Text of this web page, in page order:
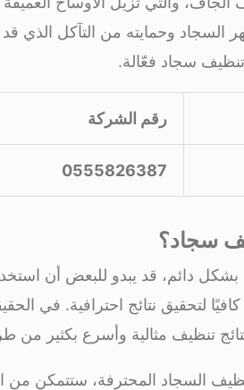
وحمايته من التآكل الذي
سجاد فعّالة.
رقم الشركة
0555826387
سجاد؟
دائم، قد يبدو للبعض أن
لتحقيق نتائج احترافية. في
تنظيف مثالية وأسرع بكثير من
السجاد المحترفة، ستتمكن